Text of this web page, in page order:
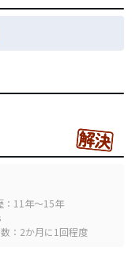
：11年～15年
：2か月に1回程度